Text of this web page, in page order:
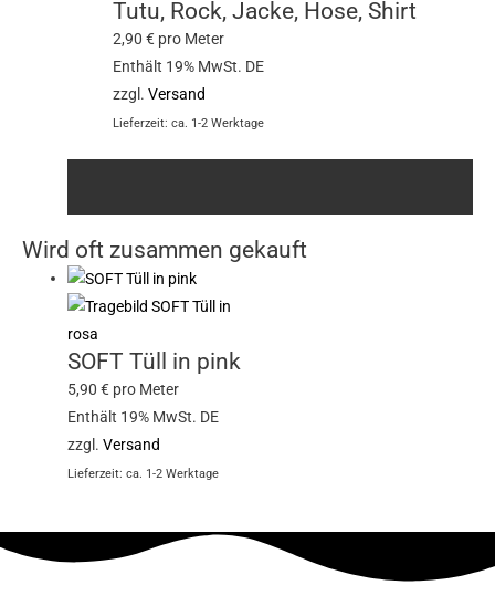
Tutu, Rock, Jacke, Hose, Shirt
2,90€ pro Meter
Enthält 19% MwSt. DE
zzgl.Versand
Lieferzeit: ca. 1-2 Werktage
Wird oft zusammen gekauft
SOFT Tüll in pink
5,90€ pro Meter
Enthält 19% MwSt. DE
zzgl.Versand
Lieferzeit: ca. 1-2 Werktage